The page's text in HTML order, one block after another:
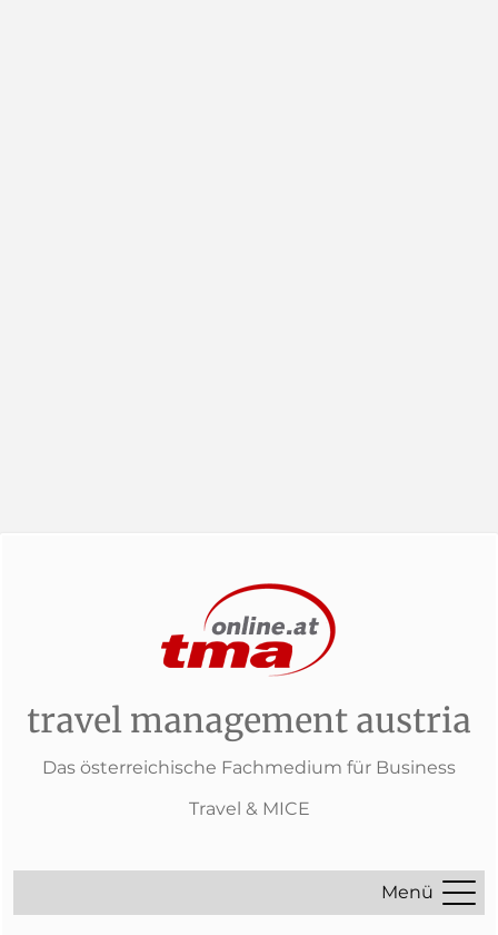
travel management austria
Das österreichische Fachmedium für Business
Travel & MICE
Menü